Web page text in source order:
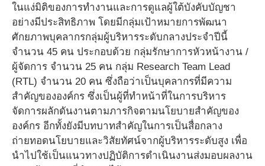
ในแง่มิติของการทำงานและการดูแลผู้ใต้บังคับบัญชา
อย่างมีประสิทธิภาพ โดยมีกลุ่มเป้าหมายการพัฒนา
ศักยภาพบุคลากรกลุ่มผู้บริหารระดับกลางประจำปีนี้
จำนวน 45 คน ประกอบด้วย กลุ่มรักษาการหัวหน้างาน /
ผู้จัดการ จำนวน 25 คน กลุ่ม Research Team Lead
(RTL) จำนวน 20 คน ซึ่งถือว่าเป็นบุคลากรที่มีความ
สำคัญขององค์กร ซึ่งเป็นผู้ที่ทำหน้าที่ในการบริหาร
จัดการผลักดันงานตามภารกิจตามนโยบายสำคัญของ
องค์กร อีกทั้งยังมีบทบาทสำคัญในการเป็นสื่อกลาง
ถ่ายทอดนโยบายและวิสัยทัศน์จากผู้บริหารระดับสูง เพื่อ
นำไปใช้เป็นแนวทางปฏิบัติการดำเนินงานส่งมอบผลงาน